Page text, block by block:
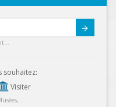
souhaitez:
Visiter
...